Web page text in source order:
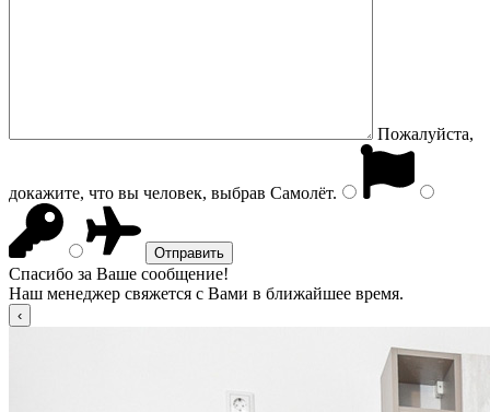
Пожалуйста,
докажите, что вы человек, выбрав Самолёт.
Спасибо за Ваше сообщение!
Наш менеджер свяжется с Вами в ближайшее время.